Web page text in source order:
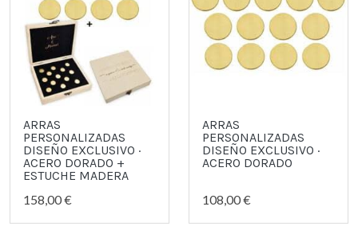
ARRAS
PERSONALIZADAS
DISEÑO EXCLUSIVO ·
ACERO DORADO +
ESTUCHE MADERA
158,00 €
ARRAS
PERSONALIZADAS
DISEÑO EXCLUSIVO ·
ACERO DORADO
108,00 €